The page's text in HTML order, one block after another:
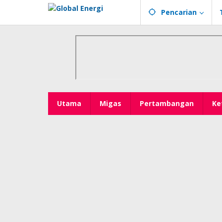
konten
Pencarian
Utama Migas Pertambangan